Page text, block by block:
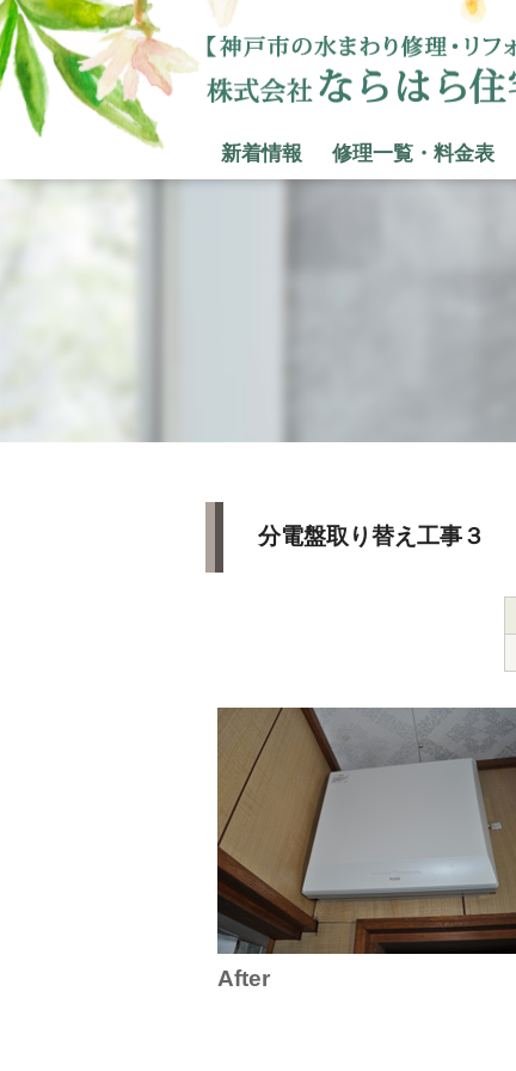
新着情報 修理一覧・料金表
分電盤取り替え工事３
After